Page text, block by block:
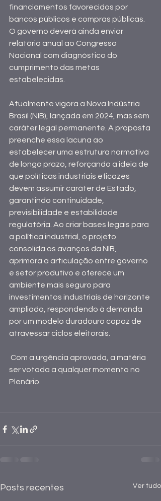
financiamentos favorecidos por
bancos públicos e compras públicas.
O governo deverá ainda enviar
relatório anual ao Congresso
Nacional com diagnóstico do
cumprimento das metas
estabelecidas.
Atualmente vigora a Nova Indústria
Brasil (NIB), lançada em 2024, mas sem
caráter legal permanente. A proposta
preenche essa lacuna ao
estabelecer uma estrutura normativa
de longo prazo, reforçando a ideia de
que políticas industriais eficazes
devem assumir caráter de Estado,
garantindo continuidade,
previsibilidade e estabilidade
regulatória. Ao criar bases legais para
a política industrial, o projeto
consolida os avanços da NIB,
aprimora a articulação entre governo
e setor produtivo e oferece um
ambiente mais seguro para
investimentos industriais de horizonte
ampliado, respondendo à demanda
por um modelo duradouro capaz de
atravessar ciclos eleitorais.
ser votada a qualquer momento no
Plenário.
Posts recentes Ver tudo